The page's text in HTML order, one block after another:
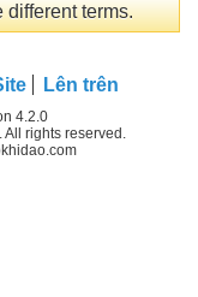
different terms.
Lên trên
4.2.0
rights reserved.